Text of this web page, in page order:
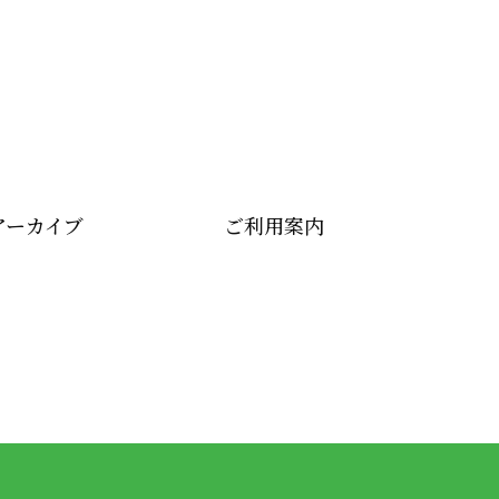
カイブ ご利用案内